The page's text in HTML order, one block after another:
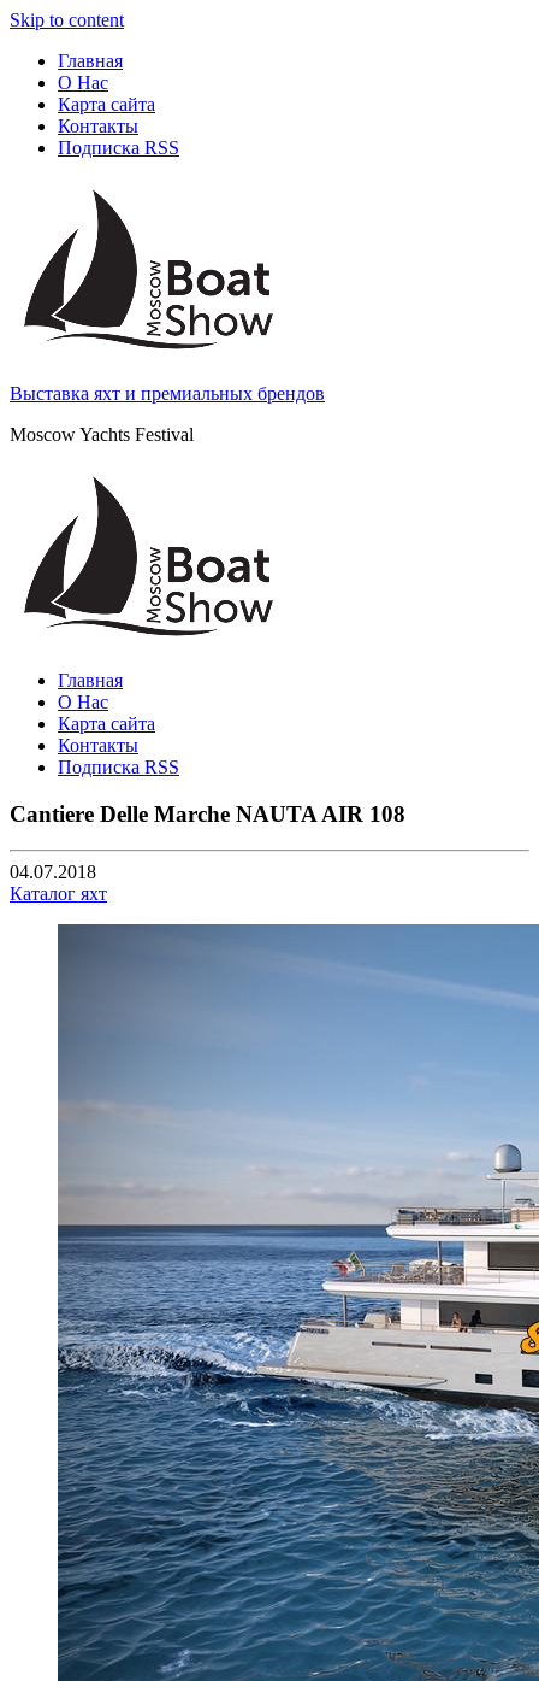
Skip to content
Главная
О Нас
Карта сайта
Контакты
Подписка RSS
Выставка яхт и премиальных брендов
Moscow Yachts Festival
Главная
О Нас
Карта сайта
Контакты
Подписка RSS
Cantiere Delle Marche NAUTA AIR 108
04.07.2018
Каталог яхт